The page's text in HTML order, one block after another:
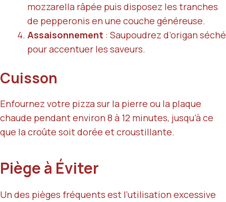
mozzarella râpée puis disposez les tranches
de pepperonis en une couche généreuse.
Assaisonnement : Saupoudrez d’origan séché
pour accentuer les saveurs.
Cuisson
Enfournez votre pizza sur la pierre ou la plaque
chaude pendant environ 8 à 12 minutes, jusqu’à ce
que la croûte soit dorée et croustillante.
Piège à Éviter
Un des pièges fréquents est l’utilisation excessive